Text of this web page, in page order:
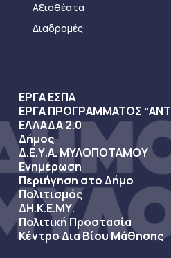
Αξιοθέατα
Διαδρομές
ΕΡΓΑ ΕΣΠΑ
ΕΡΓΑ ΠΡΟΓΡΑΜΜΑΤΟΣ
ΕΛΛΑΔΑ 2.0
Δήμος
Δ.Ε.Υ.Α. ΜΥΛΟΠΟΤΑΜΟΥ
Ενημέρωση
Περιήγηση στο Δήμο
Πολιτισμός
ΔΗ.Κ.Ε.ΜΥ.
Πολιτική Προστασία
Κέντρο Δια Βίου Μάθησης